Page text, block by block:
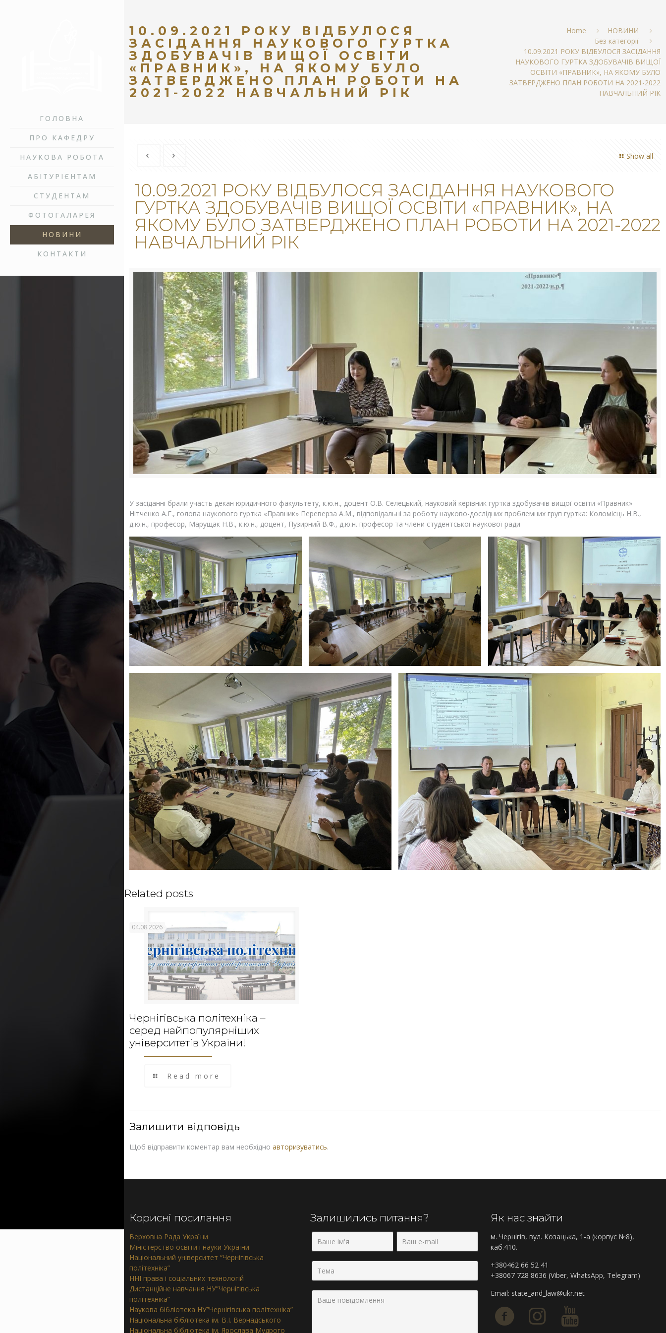
ГОЛОВНА
ПРО КАФЕДРУ
НАУКОВА РОБОТА
АБІТУРІЄНТАМ
СТУДЕНТАМ
ФОТОГАЛАРЕЯ
НОВИНИ
КОНТАКТИ
10.09.2021 РОКУ ВІДБУЛОСЯ
ЗАСІДАННЯ НАУКОВОГО ГУРТКА
ЗДОБУВАЧІВ ВИЩОЇ ОСВІТИ
«ПРАВНИК», НА ЯКОМУ БУЛО
ЗАТВЕРДЖЕНО ПЛАН РОБОТИ НА
2021-2022 НАВЧАЛЬНИЙ РІК
Home
НОВИНИ
Без категорії
10.09.2021 РОКУ ВІДБУЛОСЯ ЗАСІДАННЯ
НАУКОВОГО ГУРТКА ЗДОБУВАЧІВ ВИЩОЇ
ОСВІТИ «ПРАВНИК», НА ЯКОМУ БУЛО
ЗАТВЕРДЖЕНО ПЛАН РОБОТИ НА 2021-2022
НАВЧАЛЬНИЙ РІК
Show all
10.09.2021 РОКУ ВІДБУЛОСЯ ЗАСІДАННЯ НАУКОВОГО
ГУРТКА ЗДОБУВАЧІВ ВИЩОЇ ОСВІТИ «ПРАВНИК», НА
ЯКОМУ БУЛО ЗАТВЕРДЖЕНО ПЛАН РОБОТИ НА 2021-2022
НАВЧАЛЬНИЙ РІК
У засіданні брали участь декан юридичного факультету, к.ю.н., доцент О.В. Селецький, науковий керівник гуртка здобувачів вищої освіти «Правник»
Нітченко А.Г., голова наукового гуртка «Правник» Переверза А.М., відповідальні за роботу науково-дослідних проблемних груп гуртка: Коломієць Н.В.,
д.ю.н., професор, Марущак Н.В., к.ю.н., доцент, Пузирний В.Ф., д.ю.н. професор та члени студентської наукової ради
Related posts
04.08.2026
Чернігівська політехніка –
серед найпопулярніших
університетів України!
Read more
Залишити відповідь
Щоб відправити коментар вам необхідно авторизуватись.
Корисні посилання
Верховна Рада України
Міністерство освіти і науки України
Національний університет “Чернігівська
політехніка”
ННІ права і соціальних технологій
Дистанційне навчання НУ”Чернігівська
політехніка”
Наукова бібліотека НУ”Чернігівська політехніка”
Національна бібліотека ім. В.І. Вернадського
Національна бібліотека ім. Ярослава Мудрого
Залишились питання? Як нас знайти
м. Чернігів, вул. Козацька, 1-а (корпус №8),
каб.410.
+380462 66 52 41
+38067 728 8636 (Viber, WhatsApp, Telegram)
Email: state_and_law@ukr.net